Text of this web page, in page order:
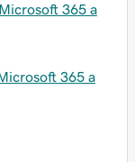
365 a
365 a